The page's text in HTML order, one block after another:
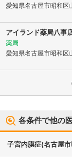
愛知県名古屋市昭和区
アイランド薬局八事
薬局
愛知県名古屋市昭和区
各条件で他の
子宮内膜症(名古屋